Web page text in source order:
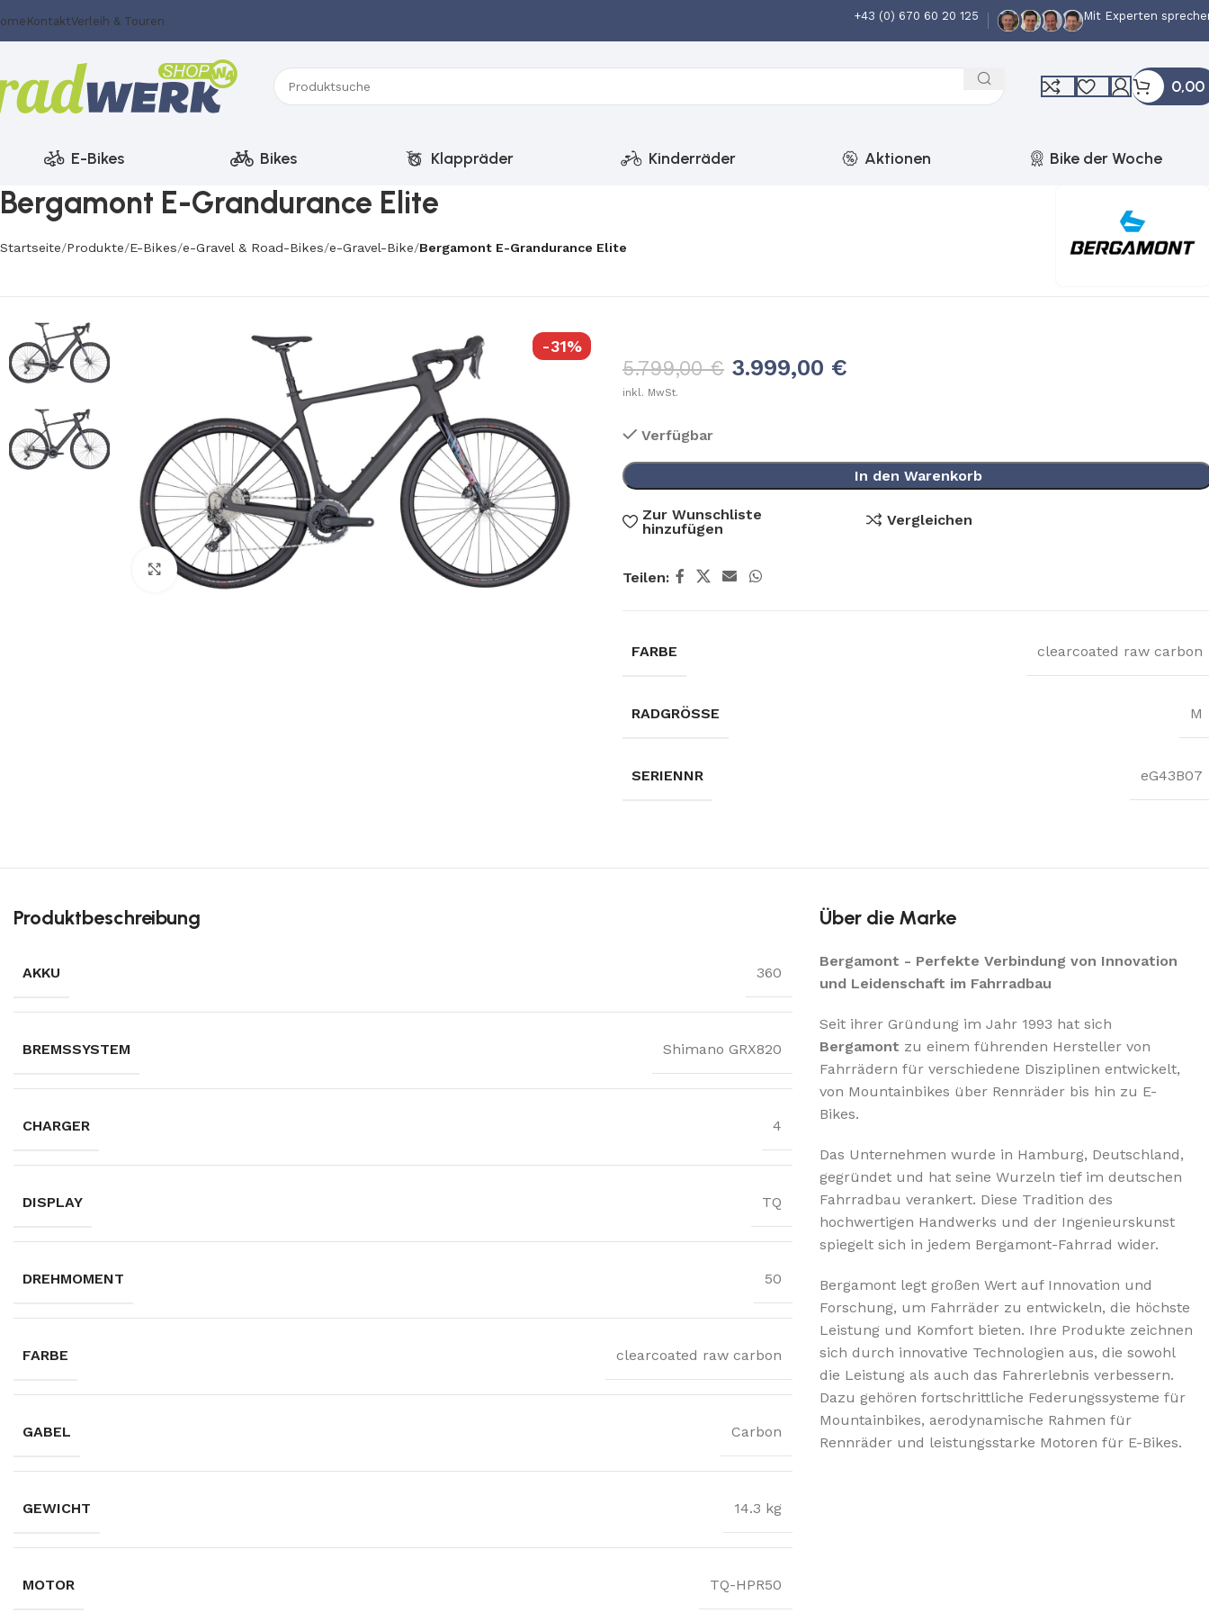
KontaktVerleih & Touren +43 (0) 670 60 20 125 Mit Experten
0,00
E-Bikes Bikes Klappräder Kinderräder Aktionen Bike der Woche
Bergamont E-Grandurance Elite
Startseite Produkte E-Bikes e-Gravel & Road-Bikes e-Gravel-Bike Bergamont E-Grandurance Elite
-31%
Klick zum Vergrößern
5.799,00€ 3.999,00 €
inkl. MwSt.
Verfügbar
In den Warenkorb
Zur Wunschliste
hinzufügen
Vergleichen
Teilen:
FARBE clearcoated raw carbon
RADGRÖSSE M
SERIENNR eG43B07
Produktbeschreibung
AKKU 360
BREMSSYSTEM Shimano GRX820
CHARGER 4
DISPLAY TQ
DREHMOMENT 50
FARBE clearcoated raw carbon
GABEL Carbon
GEWICHT 14.3 kg
MOTOR TQ-HPR50
Über die Marke
Bergamont - Perfekte Verbindung von Innovation
und Leidenschaft im Fahrradbau
Seit ihrer Gründung im Jahr 1993 hat sich
Bergamont zu einem führenden Hersteller von
Fahrrädern für verschiedene Disziplinen entwickelt,
von Mountainbikes über Rennräder bis hin zu E-
Bikes.
Das Unternehmen wurde in Hamburg, Deutschland,
gegründet und hat seine Wurzeln tief im deutschen
Fahrradbau verankert. Diese Tradition des
hochwertigen Handwerks und der Ingenieurskunst
spiegelt sich in jedem Bergamont-Fahrrad wider.
Bergamont legt großen Wert auf Innovation und
Forschung, um Fahrräder zu entwickeln, die höchste
Leistung und Komfort bieten. Ihre Produkte zeichnen
sich durch innovative Technologien aus, die sowohl
die Leistung als auch das Fahrerlebnis verbessern.
Dazu gehören fortschrittliche Federungssysteme für
Mountainbikes, aerodynamische Rahmen für
Rennräder und leistungsstarke Motoren für E-Bikes.